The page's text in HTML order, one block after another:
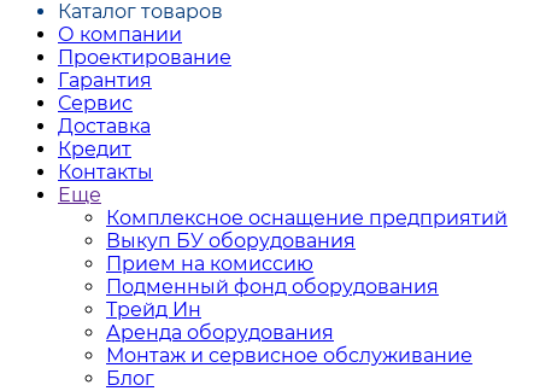
Каталог товаров
О компании
Проектирование
Гарантия
Сервис
Доставка
Кредит
Контакты
Еще
Комплексное оснащение предприятий
Выкуп БУ оборудования
Прием на комиссию
Подменный фонд оборудования
Трейд Ин
Аренда оборудования
Монтаж и сервисное обслуживание
Блог